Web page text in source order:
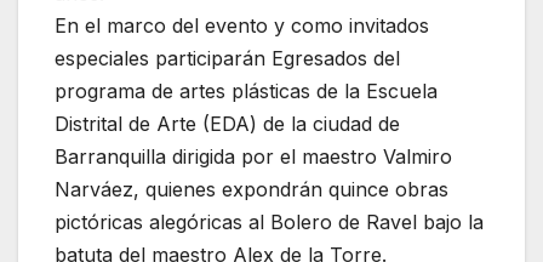
En el marco del evento y como invitados
especiales participarán Egresados del
programa de artes plásticas de la Escuela
Distrital de Arte (EDA) de la ciudad de
Barranquilla dirigida por el maestro Valmiro
Narváez, quienes expondrán quince obras
pictóricas alegóricas al Bolero de Ravel bajo la
batuta del maestro Alex de la Torre.